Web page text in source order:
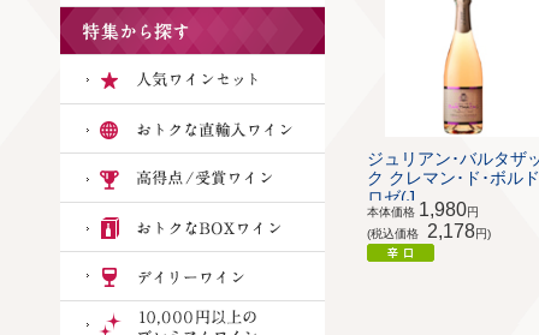
ジュリアン･バルタザ
ク クレマン･ド･ボル
ロゼ(J...
本体価格 1,980円
(税込価格
2,178円)